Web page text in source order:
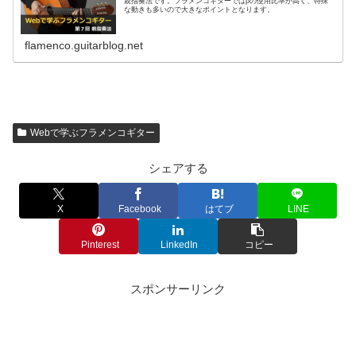
な動きも多いので大きなポイントとなります。
flamenco.guitarblog.net
Webで学ぶフラメンコギター
シェアする
X Facebook はてブ LINE
Pinterest LinkedIn コピー
スポンサーリンク